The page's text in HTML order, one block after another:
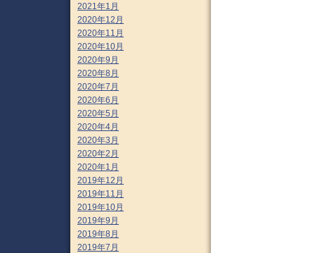
2021年1月
2020年12月
2020年11月
2020年10月
2020年9月
2020年8月
2020年7月
2020年6月
2020年5月
2020年4月
2020年3月
2020年2月
2020年1月
2019年12月
2019年11月
2019年10月
2019年9月
2019年8月
2019年7月